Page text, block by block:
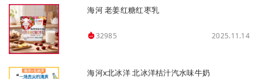
海河 老姜红糖红枣乳
32985 2025.11.14
海河x北冰洋 北冰洋桔汁汽水味牛奶